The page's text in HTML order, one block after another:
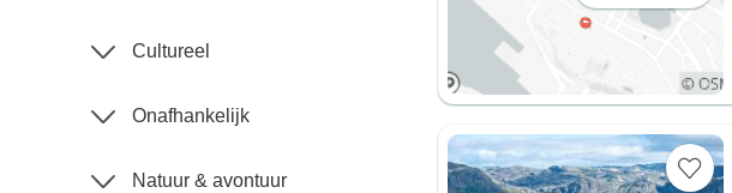
Cultureel
Onafhankelijk
Natuur & avontuur